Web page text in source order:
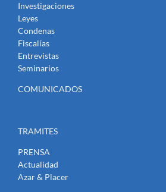
Investigaciones
Leyes
Condenas
Fiscalías
Entrevistas
Seminarios
COMUNICADOS
TRAMITES
PRENSA
Actualidad
Azar & Placer